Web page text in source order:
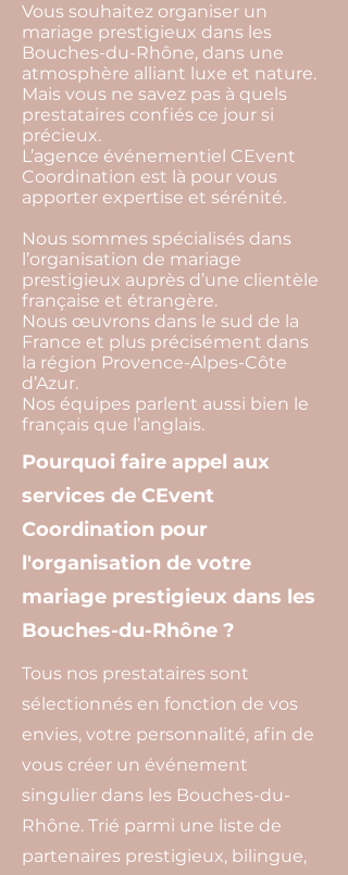
Vous souhaitez organiser un
mariage prestigieux dans les
Bouches-du-Rhône, dans une
atmosphère alliant luxe et nature.
Mais vous ne savez pas à quels
prestataires confiés ce jour si
précieux.
L’agence événementiel CEvent
Coordination est là pour vous
apporter expertise et sérénité.
Nous sommes spécialisés dans
l’organisation de mariage
prestigieux auprès d’une clientèle
française et étrangère.
Nous œuvrons dans le sud de la
France et plus précisément dans
la région Provence-Alpes-Côte
d’Azur.
Nos équipes parlent aussi bien le
français que l’anglais.
Pourquoi faire appel aux
services de CEvent
Coordination pour
l'organisation de votre
mariage prestigieux dans les
Bouches-du-Rhône ?
Tous nos prestataires sont
sélectionnés en fonction de vos
envies, votre personnalité, afin de
vous créer un événement
singulier dans les Bouches-du-
Rhône. Trié parmi une liste de
partenaires prestigieux, bilingue,